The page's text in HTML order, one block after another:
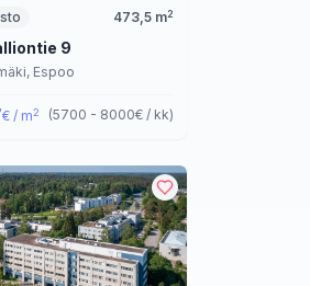
473,5m2
9
Espoo
€ / m2 (5700 - 8000€ / kk)